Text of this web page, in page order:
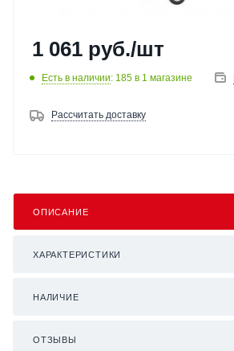
1 061 руб./шт
Есть в наличии: 185 в 1 магазине
Рассчитать доставку
ОПИСАНИЕ
ХАРАКТЕРИСТИКИ
НАЛИЧИЕ
ОТЗЫВЫ